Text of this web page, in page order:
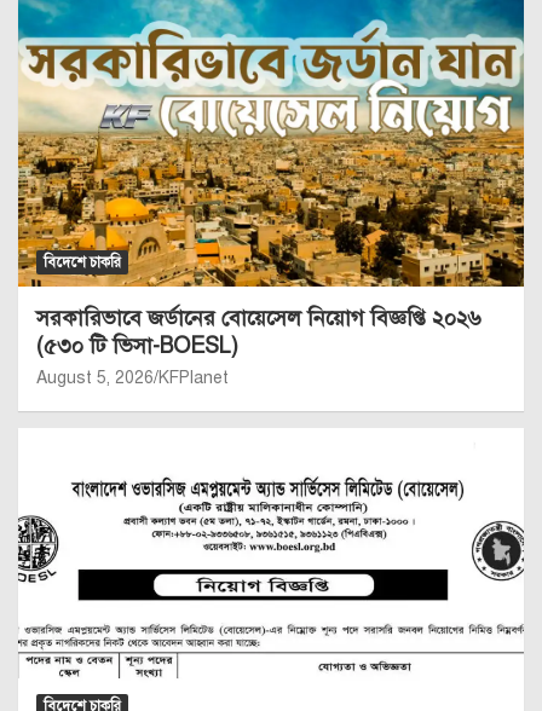
বিদেশে চাকরি
সরকারিভাবে জর্ডানের বোয়েসেল নিয়োগ বিজ্ঞপ্তি ২০২৬
(৫৩০ টি ভিসা-BOESL)
August 5, 2026 KFPlanet
বিদেশে চাকরি